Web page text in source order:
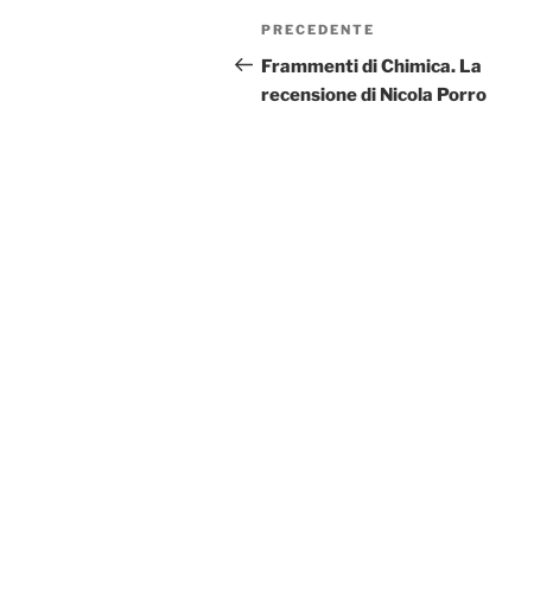
Navigazione
articoli
Articolo
precedente:
PRECEDENTE
Frammenti di Chimica. La
recensione di Nicola Porro